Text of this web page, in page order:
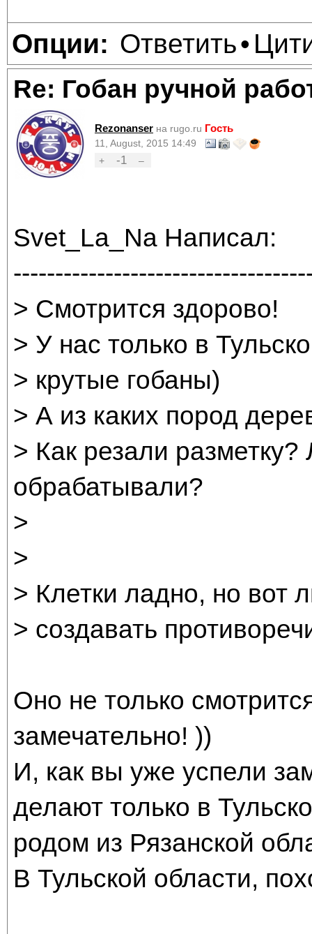
Опции: Ответить•
Re: Гобан ручной
Rezonanser на rugo.ru Гость
11, August, 2015 14:49
+
-1 –
Svet_La_Na Написал:
> Смотрится здорово!
> У нас только в
> крутые гобаны)
> А из каких пород
> Как резали
обрабатывали?
>
>
> Клетки ладно, но вот
> создавать
Оно не только
замечательно! ))
И, как вы уже успели
делают только в
родом из Рязанской
В Тульской области,